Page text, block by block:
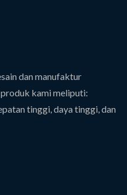
dan manufaktur
kami meliputi:
tinggi, daya tinggi, dan